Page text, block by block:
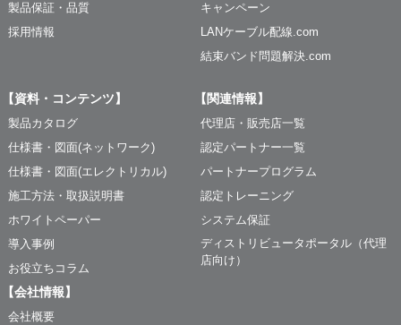
製品保証・品質
採用情報
キャンペーン
LANケーブル配線.com
結束バンド問題解決.com
【資料・コンテンツ】
製品カタログ
仕様書・図面(ネットワーク)
仕様書・図面(エレクトリカル)
施工方法・取扱説明書
ホワイトペーパー
導入事例
お役立ちコラム
【関連情報】
代理店・販売店一覧
認定パートナー一覧
パートナープログラム
認定トレーニング
システム保証
ディストリビュータポータル（代理
店向け）
【会社情報】
会社概要